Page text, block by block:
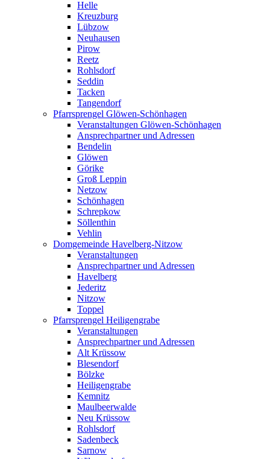
Helle
Kreuzburg
Lübzow
Neuhausen
Pirow
Reetz
Rohlsdorf
Seddin
Tacken
Tangendorf
Pfarrsprengel Glöwen-Schönhagen
Veranstaltungen Glöwen-Schönhagen
Ansprechpartner und Adressen
Bendelin
Glöwen
Görike
Groß Leppin
Netzow
Schönhagen
Schrepkow
Söllenthin
Vehlin
Domgemeinde Havelberg-Nitzow
Veranstaltungen
Ansprechpartner und Adressen
Havelberg
Jederitz
Nitzow
Toppel
Pfarrsprengel Heiligengrabe
Veranstaltungen
Ansprechpartner und Adressen
Alt Krüssow
Blesendorf
Bölzke
Heiligengrabe
Kemnitz
Maulbeerwalde
Neu Krüssow
Rohlsdorf
Sadenbeck
Sarnow